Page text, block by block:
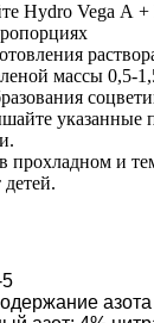
Hydro Vega А
массы 0,5-
указанные
прохладном и
детей.
азота